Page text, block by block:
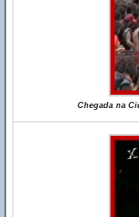
Chegada na